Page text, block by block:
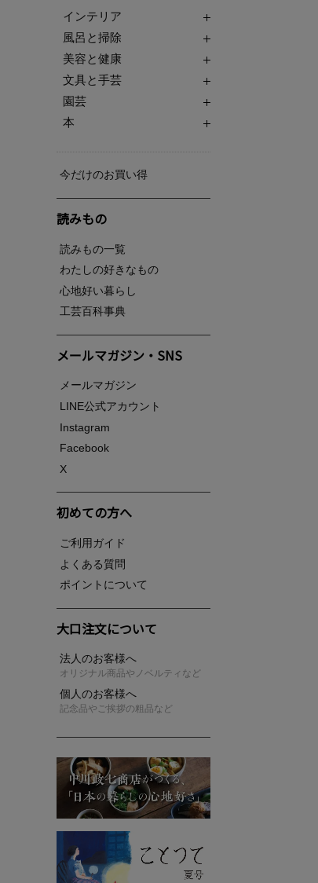
インテリア
風呂と掃除
美容と健康
文具と手芸
園芸
本
今だけのお買い得
読みもの
読みもの一覧
わたしの好きなもの
心地好い暮らし
工芸百科事典
メールマガジン・SNS
メールマガジン
LINE公式アカウント
Instagram
Facebook
X
初めての方へ
ご利用ガイド
よくある質問
ポイントについて
大口注文について
法人のお客様へ
オリジナル商品やノベルティなど
個人のお客様へ
記念品やご挨拶の粗品など